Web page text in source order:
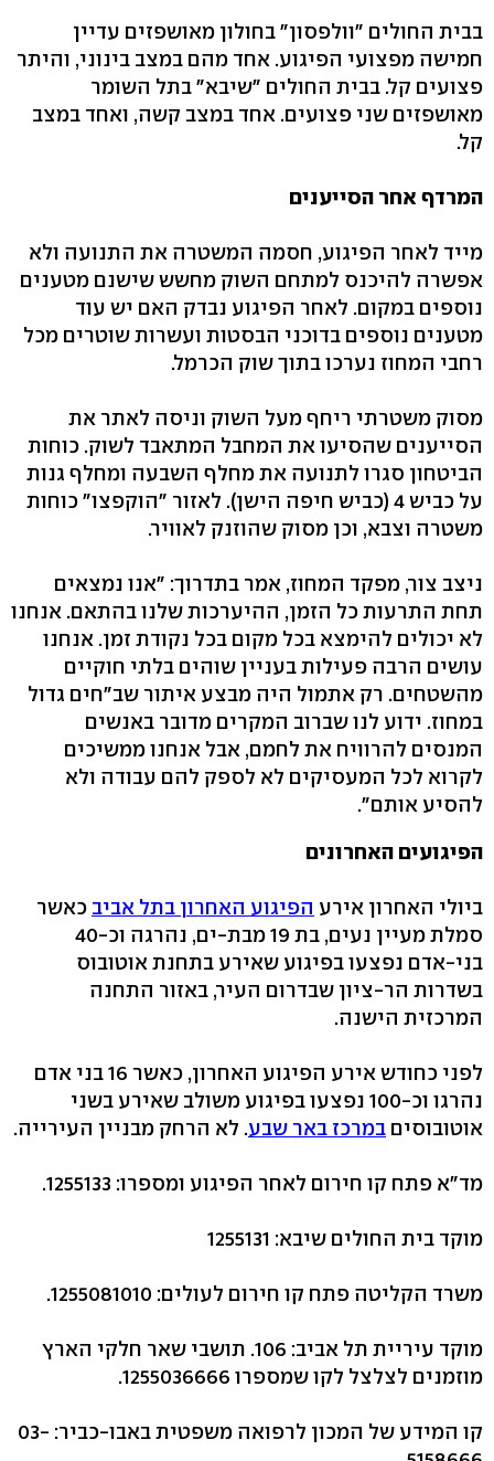
בבית החולים "וולפסון" בחולון מאושפזים עדיין
חמישה מפצועי הפיגוע. אחד מהם במצב בינוני, והיתר
פצועים קל. בבית החולים "שיבא" בתל השומר
מאושפזים שני פצועים. אחד במצב קשה, ואחד במצב
קל.
המרדף אחר הסייענים
מייד לאחר הפיגוע, חסמה המשטרה את התנועה ולא
אפשרה להיכנס למתחם השוק מחשש שישנם מטענים
נוספים במקום. לאחר הפיגוע נבדק האם יש עוד
מטענים נוספים בדוכני הבסטות ועשרות שוטרים מכל
רחבי המחוז נערכו בתוך שוק הכרמל.
מסוק משטרתי ריחף מעל השוק וניסה לאתר את
הסייענים שהסיעו את המחבל המתאבד לשוק. כוחות
הביטחון סגרו לתנועה את מחלף השבעה ומחלף גנות
על כביש 4 (כביש חיפה הישן). לאזור "הוקפצו" כוחות
משטרה וצבא, וכן מסוק שהוזנק לאוויר.
ניצב צור, מפקד המחוז, אמר בתדרוך: "אנו נמצאים
תחת התרעות כל הזמן, ההיערכות שלנו בהתאם. אנחנו
לא יכולים להימצא בכל מקום בכל נקודת זמן. אנחנו
עושים הרבה פעילות בעניין שוהים בלתי חוקיים
מהשטחים. רק אתמול היה מבצע איתור שב"חים גדול
במחוז. ידוע לנו שברוב המקרים מדובר באנשים
המנסים להרוויח את לחמם, אבל אנחנו ממשיכים
לקרוא לכל המעסיקים לא לספק להם עבודה ולא
להסיע אותם".
הפיגועים האחרונים
ביולי האחרון אירע הפיגוע האחרון בתל אביב כאשר
סמלת מעיין נעים, בת 19 מבת-ים, נהרגה וכ-40
בני-אדם נפצעו בפיגוע שאירע בתחנת אוטובוס
בשדרות הר-ציון שבדרום העיר, באזור התחנה
המרכזית הישנה.
לפני כחודש אירע הפיגוע האחרון, כאשר 16 בני אדם
נהרגו וכ-100 נפצעו בפיגוע משולב שאירע בשני
אוטובוסים במרכז באר שבע. לא הרחק מבניין העירייה.
מד"א פתח קו חירום לאחר הפיגוע ומספרו: 1255133.
מוקד בית החולים שיבא: 1255131
משרד הקליטה פתח קו חירום לעולים: 1255081010.
מוקד עיריית תל אביב: 106. תושבי שאר חלקי הארץ
מוזמנים לצלצל לקו שמספרו 1255036666.
קו המידע של המכון לרפואה משפטית באבו-כביר: 03-